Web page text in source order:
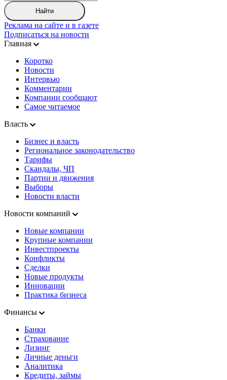
Найти
Реклама на сайте и в газете
Подписаться на новости
Главная
Коротко
Новости
Интервью
Комментарии
Компании сообщают
Самое читаемое
Власть
Бизнес и власть
Региональное законодательство
Тарифы
Скандалы, ЧП
Партии и движения
Выборы
Новости власти
Новости компаний
Новые компании
Крупные компании
Инвестпроекты
Конфликты
Сделки
Новые продукты
Инновации
Практика бизнеса
Финансы
Банки
Страхование
Лизинг
Личные деньги
Аналитика
Кредиты, займы